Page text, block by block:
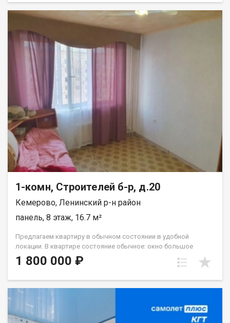
стены выровнены. На полу высококачественный линолеум.
На кухне стены отделаны плиткой. Имеется подполье. В
квартире 2 стальные двери. Имеется холодный тамбур.
Крыша покрыта новым шифером. Наружные стены покрыты
профлистом, качественно утеплены минватой. Территория
огорожена высоким забором из профлиста.Оборудована
бетонная площадка для стоянки грузового автомобиля.
Имеются калитка и двухстворчатые ворота. В доме сделана
канализация. Площадь земельного участка 3,5 сотки. Или
обмен на КГТ, однокомнатную квартиру с доплатой. При
продаже бытовая техника: холодильник, стиральная машина,
бойлер, телевизор, вся мебель остаются. Отопление печное.
Лена Васильева
1-комн, Строителей б-р, д.20
Кемерово, Ленинский р-н район
панель, 8 этаж, 16.7 м²
Предлагаем квартиру в обычном состоянии в удобной
локации. В квартире состояние обычное: окно большое
стеклопакет, с/у кафель. Хорошая транспортная
развязка,вся необходимая инфраструктура рядом.
1 800 000 ₽